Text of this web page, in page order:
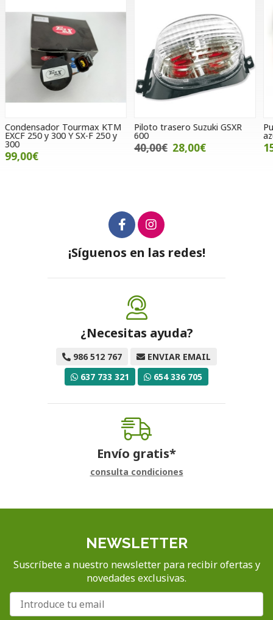
Piloto trasero Suzuki GSXR
600
40,00€
Puños Progrip Stoner color
azul
15,00€
¡Síguenos en las redes!
¿Necesitas ayuda?
986 512 767
ENVIAR EMAIL
637 733 321
654 336 705
Envío gratis*
consulta condiciones
NEWSLETTER
Suscríbete a nuestro newsletter para recibir ofertas y
novedades exclusivas.